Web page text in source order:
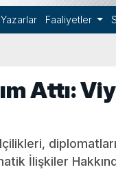
Yazarlar Faaliyetler
Attı:
İlişkiler